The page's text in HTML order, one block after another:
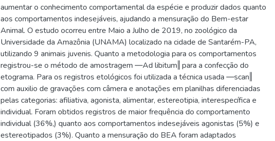
aumentar o conhecimento comportamental da espécie e produzir dados quanto
aos comportamentos indesejáveis, ajudando a mensuração do Bem-estar
Animal. O estudo ocorreu entre Maio a Julho de 2019, no zoológico da
Universidade da Amazônia (UNAMA) localizado na cidade de Santarém-PA,
utilizando 9 animais juvenis. Quanto a metodologia para os comportamentos
registrou-se o método de amostragem ―Ad libitum‖ para a confecção do
etograma. Para os registros etológicos foi utilizada a técnica usada ―scan‖
com auxilio de gravações com câmera e anotações em planilhas diferenciadas
pelas categorias: afiliativa, agonista, alimentar, estereotipia, interespecífica e
individual. Foram obtidos registros de maior frequência do comportamento
individual (36%,) quanto aos comportamentos indesejáveis agonistas (5%) e
estereotipados (3%). Quanto a mensuração do BEA foram adaptados